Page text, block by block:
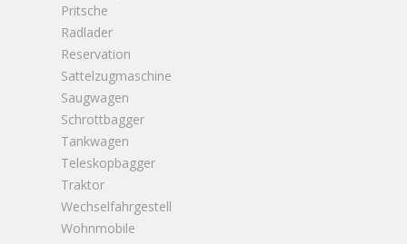
Pritsche
Radlader
Reservation
Sattelzugmaschine
Saugwagen
Schrottbagger
Tankwagen
Teleskopbagger
Traktor
Wechselfahrgestell
Wohnmobile